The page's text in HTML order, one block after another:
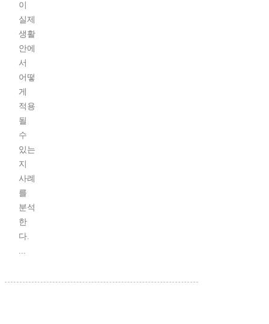
이
실제
생활
안에
서
어떻
게
적용
될
수
있는
지
사례
를
분석
한
다.
...